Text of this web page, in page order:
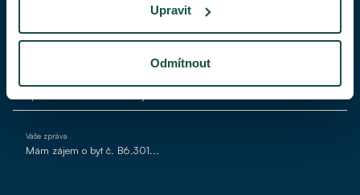
Upravit
Odmítnout
Váš e-mail*
Vaše zpráva